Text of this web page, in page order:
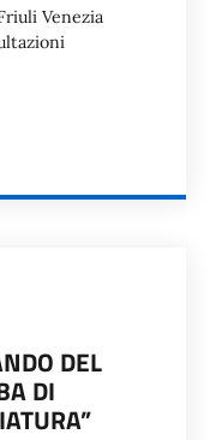
Venezia
DEL
DI